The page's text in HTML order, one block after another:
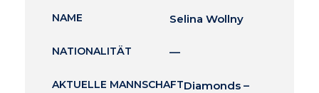
NAME Selina Wollny
NATIONALITÄT —
AKTUELLE MANNSCHAFTDiamonds –